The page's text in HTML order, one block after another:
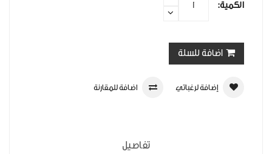
الكمية:
اضافة للسلة
إضافة لرغباتي اضافة للمقارنة
تفاصيل